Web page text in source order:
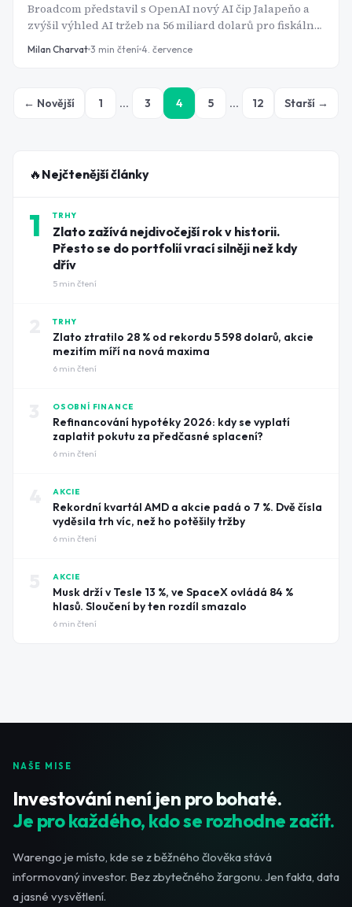
Broadcom představil s OpenAI nový AI čip Jalapeňo a
zvýšil výhled AI tržeb na 56 miliard dolarů pro fiskální
rok 2026. Akcie přesto od maxim ztratila 14 až 20 %, mimo
Milan Charvat 3 min čtení 4. července
← Novější 1 … 3 4 5 … 12 Starší →
🔥 Nejčtenější články
1 TRHY
Zlato zažívá nejdivočejší rok v historii.
Přesto se do portfolií vrací silněji než kdy
dřív
5 min čtení
TRHY
Zlato ztratilo 28 % od rekordu 5 598 dolarů, akcie
mezitím míří na nová maxima
6 min čtení
OSOBNÍ FINANCE
Refinancování hypotéky 2026: kdy se vyplatí
zaplatit pokutu za předčasné splacení?
6 min čtení
AKCIE
Rekordní kvartál AMD a akcie padá o 7 %. Dvě čísla
vyděsila trh víc, než ho potěšily tržby
6 min čtení
AKCIE
Musk drží v Tesle 13 %, ve SpaceX ovládá 84 %
hlasů. Sloučení by ten rozdíl smazalo
6 min čtení
NAŠE MISE
Investování není jen pro bohaté.
Je pro každého, kdo se rozhodne začít.
Warengo je místo, kde se z běžného člověka stává
informovaný investor. Bez zbytečného žargonu. Jen fakta, data
a jasné vysvětlení.